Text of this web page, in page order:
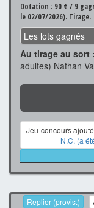
Dotation : 90 € / 9
le 02/07/2026). Tirage.
Les lots gagnés
Au tirage au sort :
adultes) Nathan
Jeu-concours
N.C. (a
Replier (provis.)